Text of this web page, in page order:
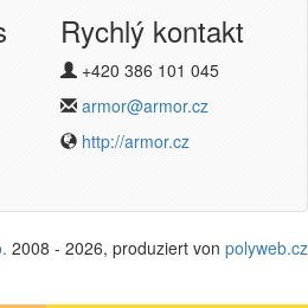
pásky
Rychlý kontakt
+420 386 101 045
armor@armor.cz
http://armor.cz
2008 - 2026, produziert von polyweb.cz